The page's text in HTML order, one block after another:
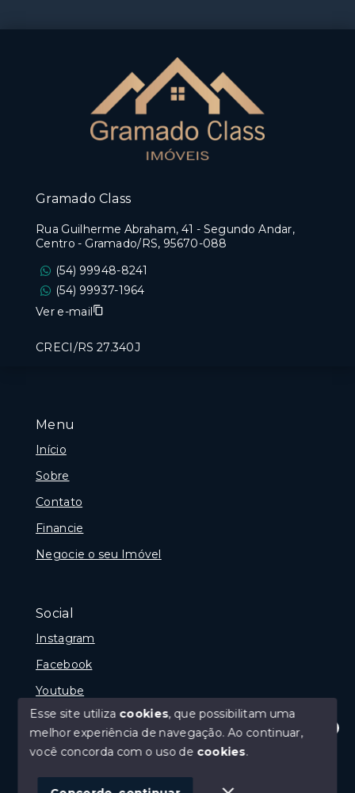
Olá! Estamos disponíveis para te ajudar.
Menu
Início
Sobre
Contato
Financie
Negocie o seu Imóvel
Social
Instagram
Facebook
Youtube
© Copyright 2026 - Gramado Class - Todos os direitos
Gramado Class
Rua Guilherme Abraham, 41 - Segundo Andar,
Centro - Gramado/RS, 95670-088
(54) 99948-8241
(54) 99937-1964
Ver e-mail
CRECI/RS 27.340J
Esse site utiliza cookies, que possibilitam uma
melhor experiência de navegação.Ao continuar,
você concorda com o uso de cookies.